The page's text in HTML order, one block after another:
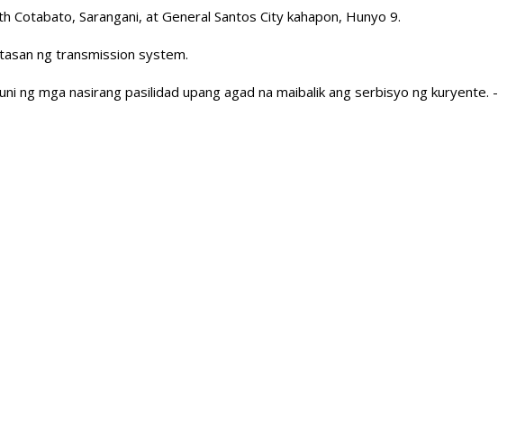
Sarangani, at General Santos City kahapon, Hunyo 9.
ng transmission system.
ng mga nasirang pasilidad upang agad na maibalik ang serbisyo ng kuryente. -